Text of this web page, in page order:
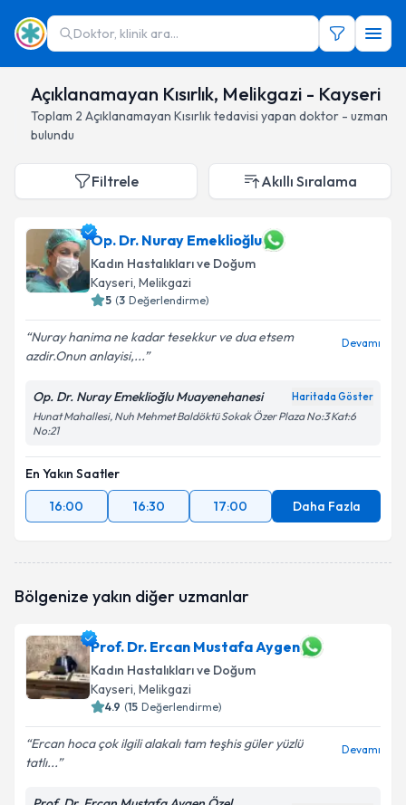
Doktor, klinik ara...
Açıklanamayan Kısırlık, Melikgazi - Kayseri
Toplam 2 Açıklanamayan Kısırlıktedavisi yapan doktor - uzman
bulundu
Filtrele Akıllı Sıralama
Op. Dr. Nuray Emeklioğlu
Kadın Hastalıkları ve Doğum
Kayseri, Melikgazi
5 (3 Değerlendirme)
Nuray hanima ne kadar tesekkur ve dua etsem
azdir.Onun anlayisi,...
Devamı
Op. Dr. Nuray Emeklioğlu Muayenehanesi Haritada Göster
Hunat Mahallesi, Nuh Mehmet Baldöktü Sokak Özer Plaza No:3 Kat:6
No:21
En Yakın Saatler
16:00
16:30 17:00 Daha Fazla
Bölgenize yakın diğer uzmanlar
Prof. Dr. Ercan Mustafa Aygen
Kadın Hastalıkları ve Doğum
Kayseri, Melikgazi
4.9 (15 Değerlendirme)
Ercan hoca çok ilgili alakalı tam teşhis güler yüzlü
tatlı...
Devamı